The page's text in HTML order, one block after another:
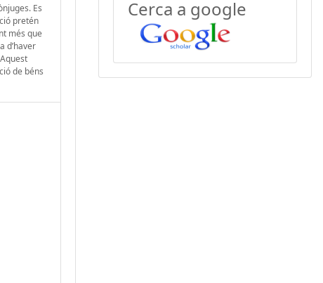
Es
pretén
més que
d’haver
de béns
Cerca a google